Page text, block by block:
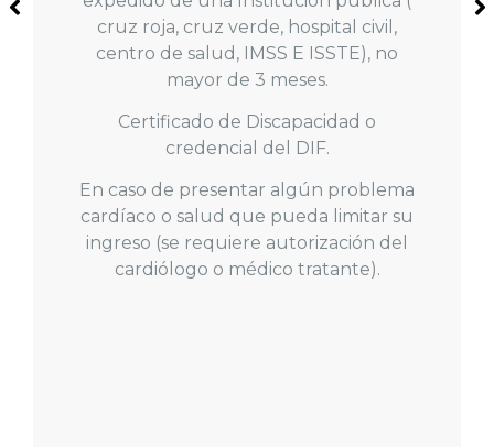
requisitos que solicita COMUDE para
ingresar a la alberca.
Contar con credencial de COMUDE,
misma que será tramitada por DIF sin
costo.
Para expedir credencial se
requiere:
Identificación oficial.